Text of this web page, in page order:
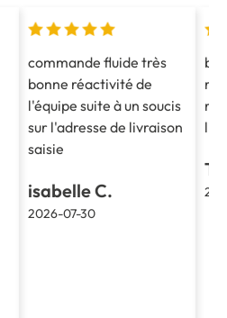
commande fluide très
bonne réactivité de
l'équipe suite à un soucis
sur l'adresse de livraison
saisie
isabelle C.
2026-07-30